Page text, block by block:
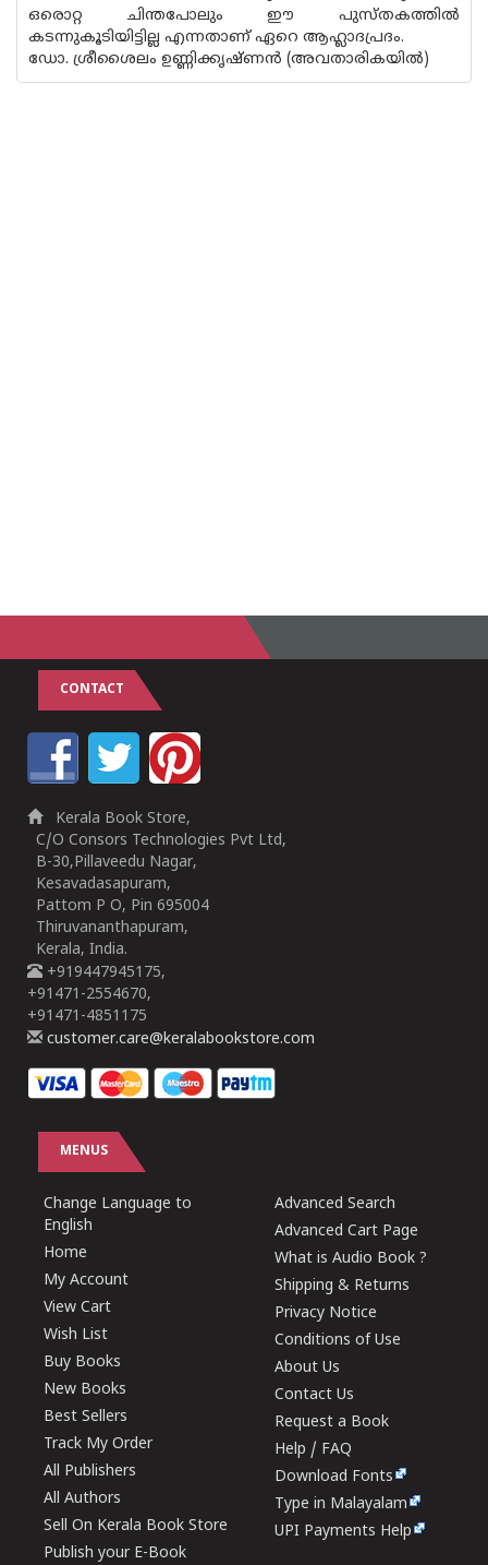
ഒരൊറ്റ ചിന്തപോലും ഈ പുസ്തകത്തിൽ
കടന്നുകൂടിയിട്ടില്ല എന്നതാണ് ഏറെ ആഹ്ലാദപ്രദം.
ഡോ. ശ്രീശൈലം ഉണ്ണിക്കൃഷ്ണൻ (അവതാരികയിൽ)
CONTACT
Kerala Book Store,
C/O Consors Technologies Pvt Ltd,
B-30,Pillaveedu Nagar,
Kesavadasapuram,
Pattom P O, Pin 695004
Thiruvananthapuram,
Kerala, India.
+919447945175,
+91471-2554670,
+91471-4851175
customer.care@keralabookstore.com
MENUS
Change Language to
English
Home
My Account
View Cart
Wish List
Buy Books
New Books
Best Sellers
Track My Order
All Publishers
All Authors
Sell On Kerala Book Store
Publish your E-Book
Advanced Search
Advanced Cart Page
What is Audio Book ?
Shipping & Returns
Privacy Notice
Conditions of Use
About Us
Contact Us
Request a Book
Help / FAQ
Download Fonts
Type in Malayalam
UPI Payments Help